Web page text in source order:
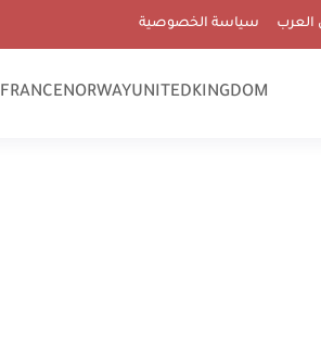
العرب سياسة الخصوصية
UNITEDKINGDOM
NORWAY
FRANCE